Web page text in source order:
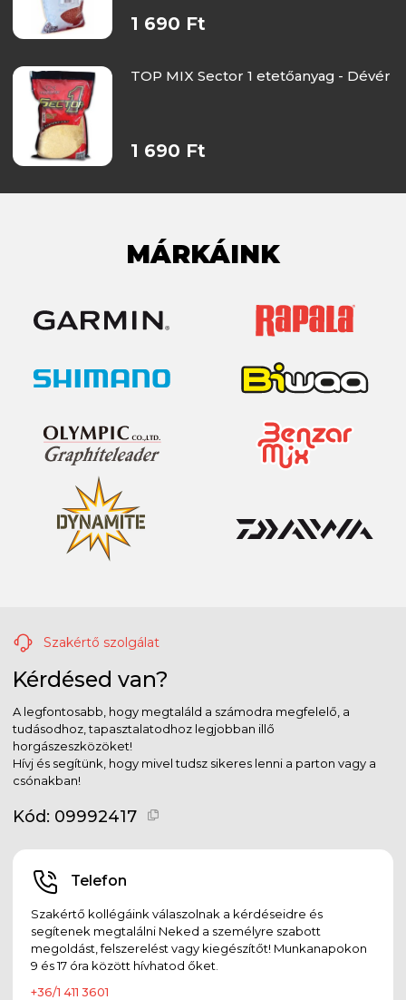
1 690 Ft
TOP MIX Sector 1 etetőanyag - Dévér
1 690 Ft
MÁRKÁINK
Szakértő szolgálat
Kérdésed van?
A legfontosabb, hogy megtaláld a számodra megfelelő, a
tudásodhoz, tapasztalatodhoz legjobban illő
horgászeszközöket!
Hívj és segítünk, hogy mivel tudsz sikeres lenni a parton vagy a
csónakban!
Kód: 09992417
Telefon
Szakértő kollégáink válaszolnak a kérdéseidre és
segítenek megtalálni Neked a személyre szabott
megoldást, felszerelést vagy kiegészítőt! Munkanapokon
9 és 17 óra között hívhatod őket.
+36/1 411 3601